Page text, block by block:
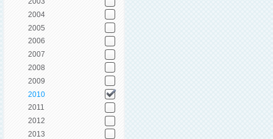
2004
2005
2006
2007
2008
2009
2010
2011
2012
2013